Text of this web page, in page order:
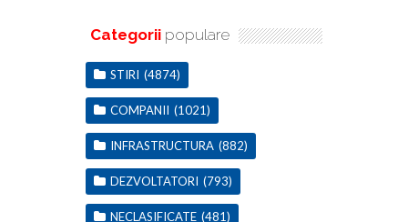
Categorii populare
STIRI (4874)
COMPANII (1021)
INFRASTRUCTURA (882)
DEZVOLTATORI (793)
NECLASIFICATE (481)